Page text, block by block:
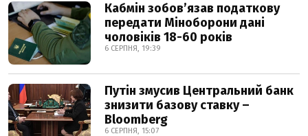
Кабмін зобовʼязав податкову
передати Міноборони дані
чоловіків 18-60 років
6 СЕРПНЯ, 19:39
Путін змусив Центральний банк
знизити базову ставку –
Bloomberg
6 СЕРПНЯ, 15:07